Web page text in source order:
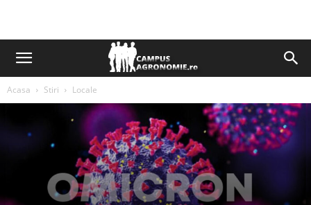
Acasa Stiri Locale